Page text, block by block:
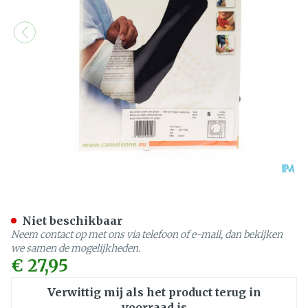
€ 27,95
Verwittig mij als het product terug in
Niet beschikbaar
Neem contact op met ons via telefoon of e-mail, dan bekijken
we samen de mogelijkheden.